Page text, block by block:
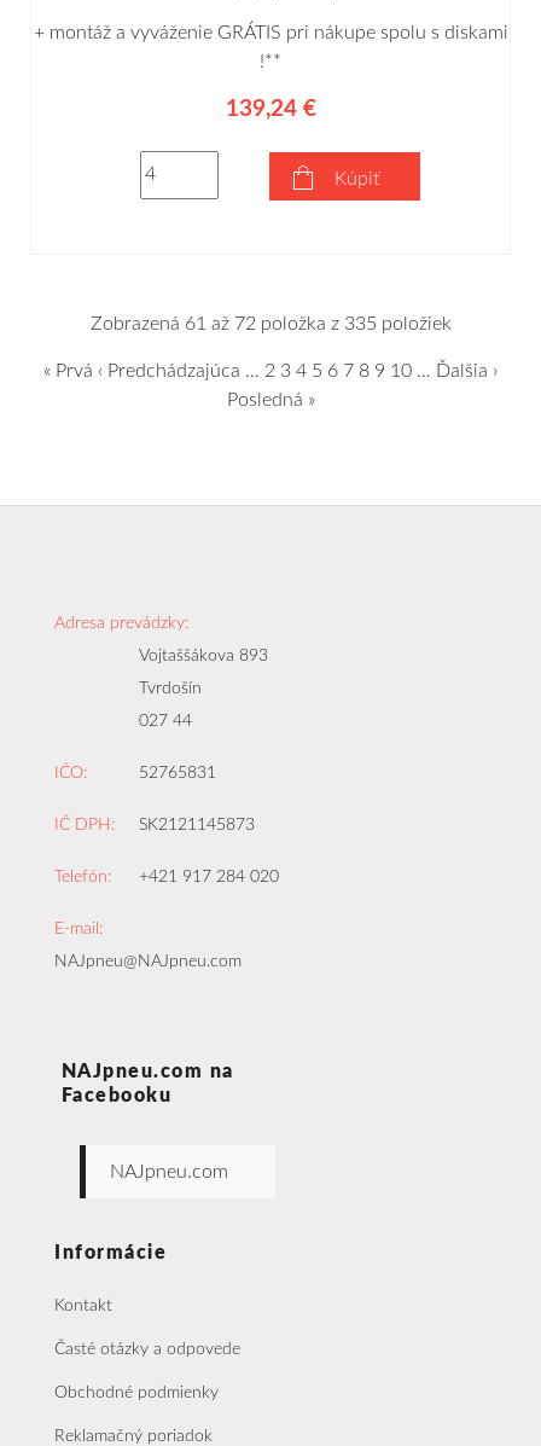
+ montáž a vyváženie GRÁTIS pri nákupe spolu s diskami
!**
139,24 €
Kúpiť
Zobrazená 61 až 72 položka z 335 položiek
« Prvá ‹ Predchádzajúca … 2 3 4 5 6 7 8 9 10 … Ďalšia ›
Posledná »
Adresa prevádzky:
Vojtaššákova 893
Tvrdošín
027 44
IČO: 52765831
IČ DPH: SK2121145873
Telefón: +421 917 284 020
E-mail:
NAJpneu@NAJpneu.com
NAJpneu.com na
Facebooku
NAJpneu.com
Informácie
Kontakt
Časté otázky a odpovede
Obchodné podmienky
Reklamačný poriadok